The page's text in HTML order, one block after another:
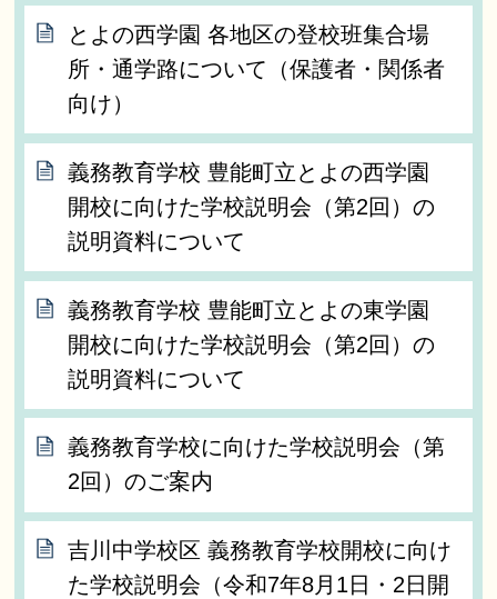
とよの西学園 各地区の登校班集合場
所・通学路について（保護者・関係者
向け）
義務教育学校 豊能町立とよの西学園
開校に向けた学校説明会（第2回）の
説明資料について
義務教育学校 豊能町立とよの東学園
開校に向けた学校説明会（第2回）の
説明資料について
義務教育学校に向けた学校説明会（第
2回）のご案内
吉川中学校区 義務教育学校開校に向け
た学校説明会（令和7年8月1日・2日開